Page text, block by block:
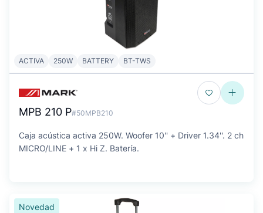
ACTIVA 250W BATTERY BT-TWS
MPB 210 P#50MPB210
Caja acústica activa 250W. Woofer 10'' + Driver 1.34''. 2 ch
MICRO/LINE + 1 x Hi Z. Batería.
Novedad